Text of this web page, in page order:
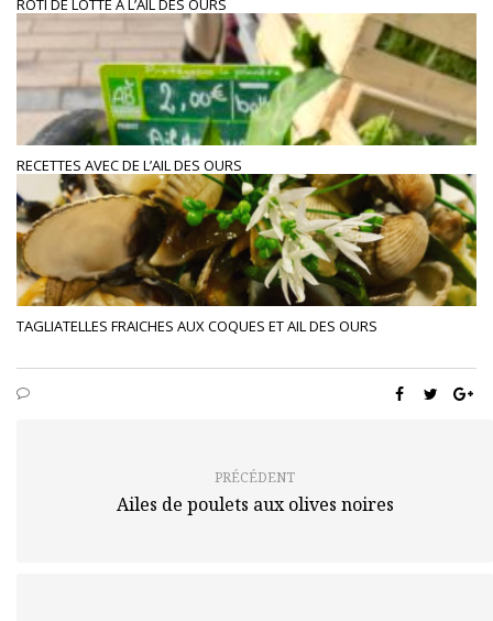
ROTI DE LOTTE À L’AIL DES OURS
RECETTES AVEC DE L’AIL DES OURS
TAGLIATELLES FRAICHES AUX COQUES ET AIL DES OURS
PRÉCÉDENT
Ailes de poulets aux olives noires